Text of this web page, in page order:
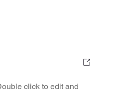
click to edit and